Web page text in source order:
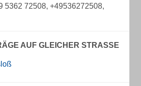
5362 72508, +49536272508,
AUF GLEICHER STRASSE